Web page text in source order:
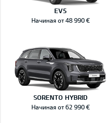
EV5
Начиная от 48 990 €
SORENTO HYBRID
Начиная от 62 990 €